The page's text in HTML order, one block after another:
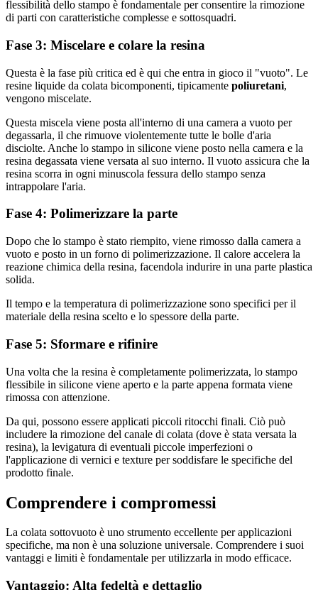
flessibilità dello stampo è fondamentale per consentire la rimozione
di parti con caratteristiche complesse e sottosquadri.
Fase 3: Miscelare e colare la resina
Questa è la fase più critica ed è qui che entra in gioco il "vuoto". Le
resine liquide da colata bicomponenti, tipicamente poliuretani,
vengono miscelate.
Questa miscela viene posta all'interno di una camera a vuoto per
degassarla, il che rimuove violentemente tutte le bolle d'aria
disciolte. Anche lo stampo in silicone viene posto nella camera e la
resina degassata viene versata al suo interno. Il vuoto assicura che la
resina scorra in ogni minuscola fessura dello stampo senza
intrappolare l'aria.
Fase 4: Polimerizzare la parte
Dopo che lo stampo è stato riempito, viene rimosso dalla camera a
vuoto e posto in un forno di polimerizzazione. Il calore accelera la
reazione chimica della resina, facendola indurire in una parte plastica
solida.
Il tempo e la temperatura di polimerizzazione sono specifici per il
materiale della resina scelto e lo spessore della parte.
Fase 5: Sformare e rifinire
Una volta che la resina è completamente polimerizzata, lo stampo
flessibile in silicone viene aperto e la parte appena formata viene
rimossa con attenzione.
Da qui, possono essere applicati piccoli ritocchi finali. Ciò può
includere la rimozione del canale di colata (dove è stata versata la
resina), la levigatura di eventuali piccole imperfezioni o
l'applicazione di vernici e texture per soddisfare le specifiche del
prodotto finale.
Comprendere i compromessi
La colata sottovuoto è uno strumento eccellente per applicazioni
specifiche, ma non è una soluzione universale. Comprendere i suoi
vantaggi e limiti è fondamentale per utilizzarla in modo efficace.
Vantaggio: Alta fedeltà e dettaglio